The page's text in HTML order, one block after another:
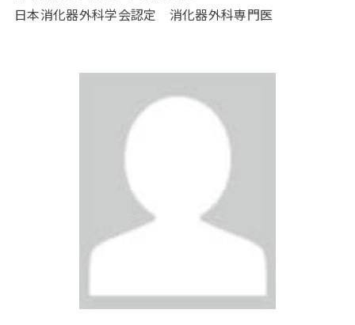
日本消化器外科学会認定 消化器外科専門医